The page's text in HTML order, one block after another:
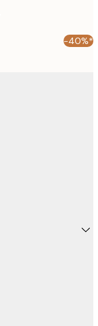
-40%*